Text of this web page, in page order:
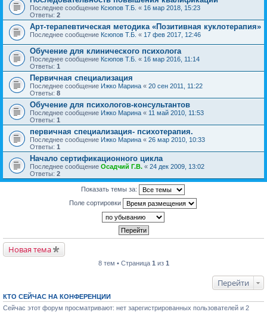
Последнее сообщение Ксюпов Т.Б. « 16 мар 2018, 15:23
Ответы: 2
Арт-терапевтическая методика «Позитивная куклотерапия»
Последнее сообщение Ксюпов Т.Б. « 17 фев 2017, 12:46
Обучение для клинического психолога
Последнее сообщение Ксюпов Т.Б. « 16 мар 2016, 11:14
Ответы: 1
Первичная специализация
Последнее сообщение Ижко Марина « 20 сен 2011, 11:22
Ответы: 8
Обучение для психологов-консультантов
Последнее сообщение Ижко Марина « 11 май 2010, 11:53
Ответы: 1
первичная специализация- психотерапия.
Последнее сообщение Ижко Марина « 26 мар 2010, 10:33
Ответы: 1
Начало сертификационного цикла
Последнее сообщение Осадчий Г.В. « 24 дек 2009, 13:02
Ответы: 2
Показать темы за:
Поле сортировки
Новая тема
8 тем • Страница 1 из 1
Перейти
КТО СЕЙЧАС НА КОНФЕРЕНЦИИ
Сейчас этот форум просматривают: нет зарегистрированных пользователей и 2